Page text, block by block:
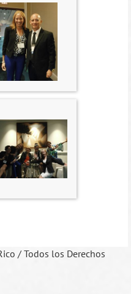
/ Todos los Derechos